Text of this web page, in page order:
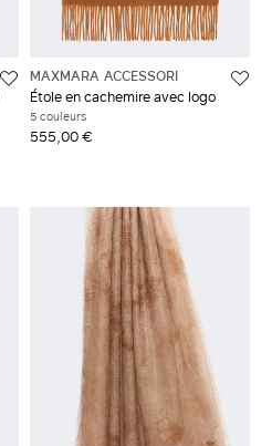
MAXMARA ACCESSORI
Étole en cachemire avec logo
5 couleurs
555,00 €